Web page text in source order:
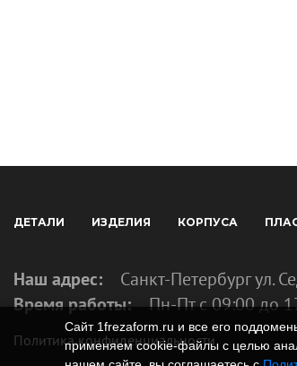
ДЕТАЛИ ИЗДЕЛИЯ КОРПУСА
Наш адрес:
Санкт-Петербург ул.
Время работы: Пн-Пт с 09:00 до
Политика конфиденциальности
Сайт 1frezaform.ru и все его
применяем cookie‑файлы с целью